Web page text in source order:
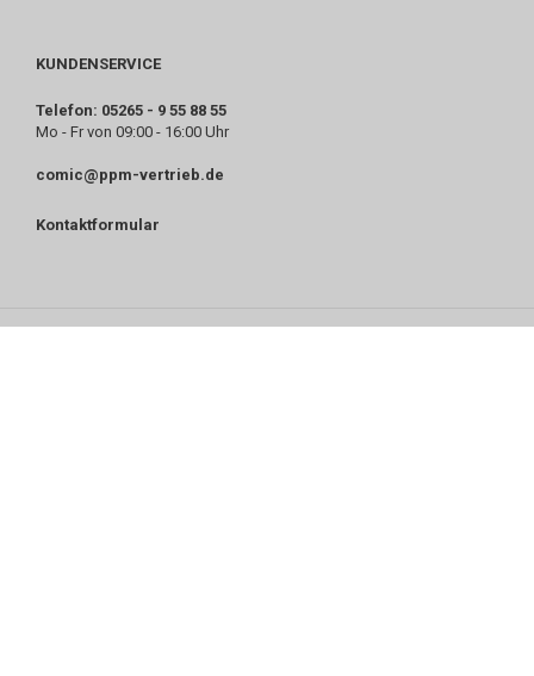
KUNDENSERVICE
Telefon: 05265 - 9 55 88 55
Mo - Fr von 09:00 - 16:00 Uhr
comic@ppm-vertrieb.de
Kontaktformular